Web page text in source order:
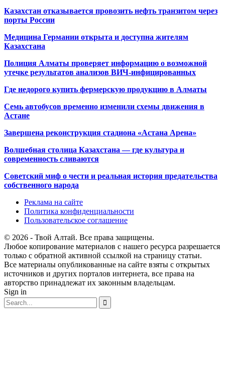
Казахстан отказывается провозить нефть транзитом через
порты России
Медицина Германии открыта и доступна жителям
Казахстана
Полиция Алматы проверяет информацию о возможной
утечке результатов анализов ВИЧ-инфицированных
Где недорого купить фермерскую продукцию в Алматы
Семь автобусов временно изменили схемы движения в
Астане
Завершена реконструкция стадиона «Астана Арена»
Волшебная столица Казахстана — где культура и
современность сливаются
Советский миф о чести и реальная история предательства
собственного народа
Реклама на сайте
Политика конфиденциальности
Пользовательское соглашение
© 2026 - Твой Алтай. Все права защищены.
Любое копирование материалов с нашего ресурса разрешается
только с обратной активной ссылкой на страницу статьи.
Все материалы опубликованные на сайте взяты с открытых
источников и других порталов интернета, все права на
авторство принадлежат их законным владельцам.
Sign in